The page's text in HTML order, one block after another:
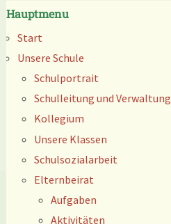
Hauptmenu
Start
Unsere Schule
Schulportrait
Schulleitung und Verwaltung
Kollegium
Unsere Klassen
Schulsozialarbeit
Elternbeirat
Aufgaben
Aktivitäten